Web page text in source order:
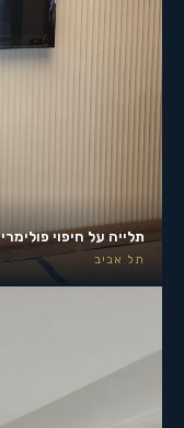
תלייה על חיפוי פולימרי
תל אביב